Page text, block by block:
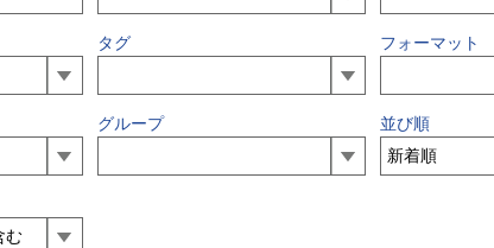
タグ フォーマット
グループ 並び順